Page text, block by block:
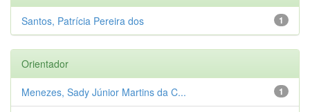
1
Santos, Patrícia Pereira dos
Orientador
1
Menezes, Sady Júnior Martins da C...